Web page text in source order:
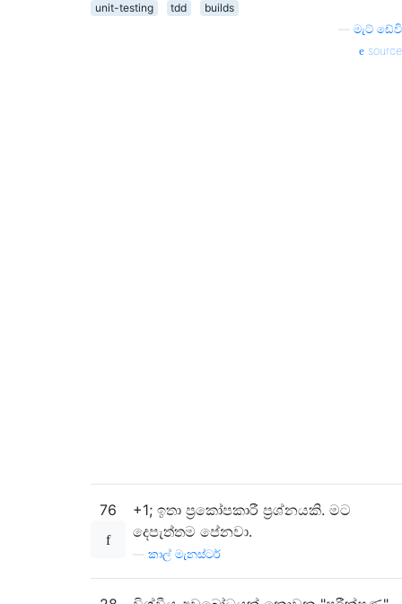
unit-testing tdd
builds
මැට් ඩේවි
source
76
+1; ඉතා ප්‍රකෝපකාරී ප්‍රශ්නයකි. මට
දෙපැත්තම පේනවා.
කාල් මැනස්ටර්